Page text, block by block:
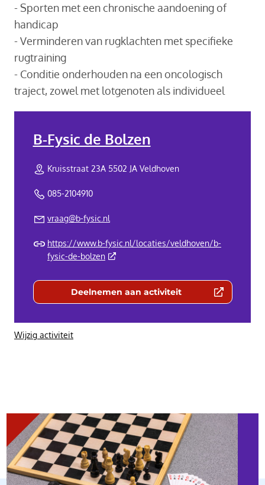
- Sporten met een chronische aandoening of
handicap
- Verminderen van rugklachten met specifieke
rugtraining
- Conditie onderhouden na een oncologisch
traject, zowel met lotgenoten als individueel
B-Fysic de Bolzen
Kruisstraat 23A 5502 JA Veldhoven
085-2104910
vraag@b-fysic.nl
https://www.b-fysic.nl/locaties/veldhoven/b-
fysic-de-bolzen(Deze link gaat naar een externe website)
Deelnemen aan activiteit(Deze link gaat naar een externe
Wijzig activiteit